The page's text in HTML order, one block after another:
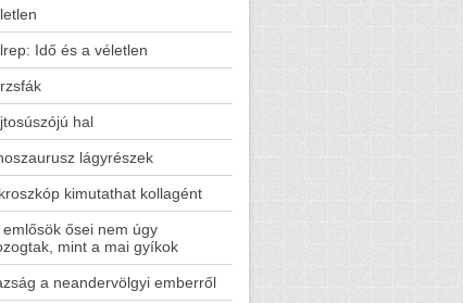
Idő és a véletlen
hal
lágyrészek
kimutathat kollagént
emlősök ősei nem úgy
mint a mai gyíkok
a neandervölgyi emberről